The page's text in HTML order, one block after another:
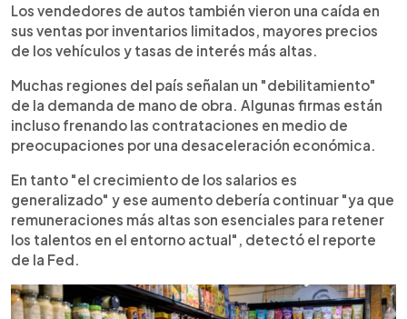
Los vendedores de autos también vieron una caída en
sus ventas por inventarios limitados, mayores precios
de los vehículos y tasas de interés más altas.
Muchas regiones del país señalan un "debilitamiento"
de la demanda de mano de obra. Algunas firmas están
incluso frenando las contrataciones en medio de
preocupaciones por una desaceleración económica.
En tanto "el crecimiento de los salarios es
generalizado" y ese aumento debería continuar "ya que
remuneraciones más altas son esenciales para retener
los talentos en el entorno actual", detectó el reporte
de la Fed.